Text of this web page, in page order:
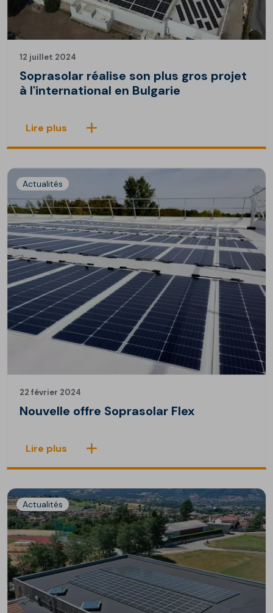
12 juillet 2024
Soprasolar réalise son plus gros projet
à l'international en Bulgarie
Lire plus
Actualités
22 février 2024
Nouvelle offre Soprasolar Flex
Lire plus
Actualités